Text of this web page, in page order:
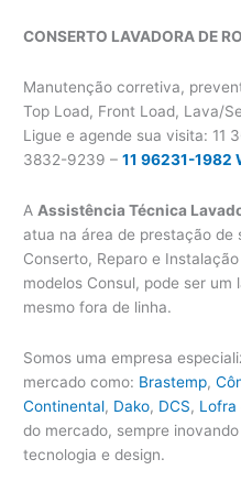
CONSERTO LAVADORA DE
Manutenção corretiva,
Top Load, Front Load, Lava/
Ligue e agende sua visita: 11
3832-9239 –11 96231-1982
A Assistência Técnica
atua na área de prestação de
Conserto, Reparo e
modelos Consul, pode ser
mesmo fora de linha.
Somos uma empresa
mercado como: Brastemp,
Continental, Dako, DCS, Lofra
do mercado, sempre
tecnologia e design.